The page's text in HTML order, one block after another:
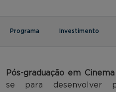
Programa Investimento
Pós-graduação em
se para desenvolver